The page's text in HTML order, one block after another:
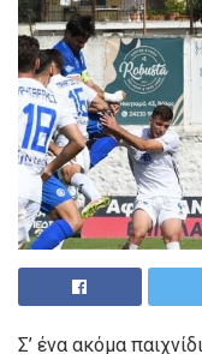
Σ’ ένα ακόμα